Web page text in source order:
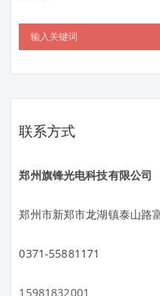
联系方式
郑州旗锋光电科技有限公司
郑州市新郑市龙湖镇泰山路
0371-55881171
15981832001